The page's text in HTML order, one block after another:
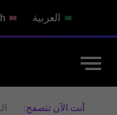
العربية
أنت الآن تتصفح: